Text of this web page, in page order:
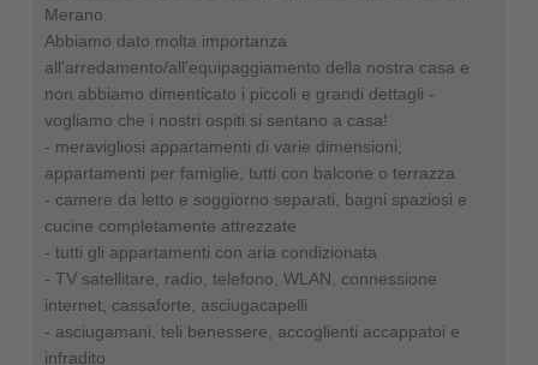
Merano.
Abbiamo dato molta importanza
all'arredamento/all'equipaggiamento della nostra casa e
non abbiamo dimenticato i piccoli e grandi dettagli -
vogliamo che i nostri ospiti si sentano a casa!
- meravigliosi appartamenti di varie dimensioni,
appartamenti per famiglie, tutti con balcone o terrazza
- camere da letto e soggiorno separati, bagni spaziosi e
cucine completamente attrezzate
- tutti gli appartamenti con aria condizionata
- TV satellitare, radio, telefono, WLAN, connessione
internet, cassaforte, asciugacapelli
- asciugamani, teli benessere, accoglienti accappatoi e
infradito